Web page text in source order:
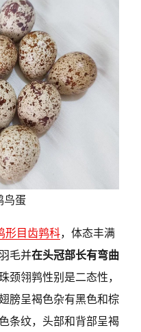
鸟蛋
形目 齿鹑科，体态丰满
毛并在头冠部长有弯曲
颈翎鹑性别是二态性，
膀呈褐色杂有黑色和棕
条纹，头部和背部呈褐